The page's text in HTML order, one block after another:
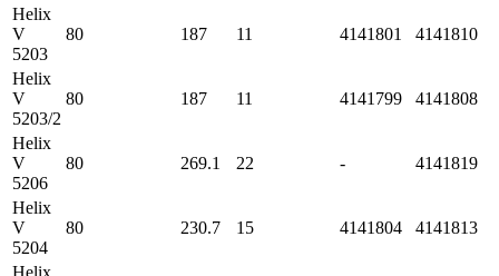
Helix
V
5203
80 187 11 4141801 4141810
Helix
V
5203/2
80 187 11 4141799 4141808
Helix
V
5206
80 269.1 22 - 4141819
Helix
V
5204
80 230.7 15 4141804 4141813
Helix